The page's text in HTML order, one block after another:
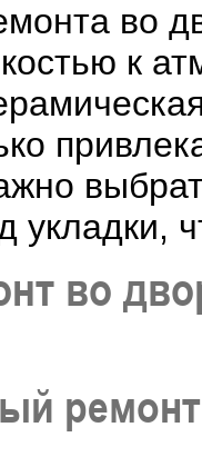
во
к
укладки,
во